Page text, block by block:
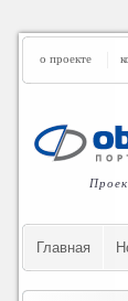
о проекте
Главная